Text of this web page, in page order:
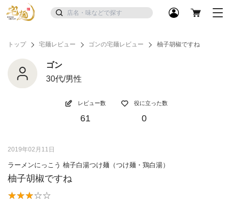
トップ 宅麺レビュー ゴンの宅麺レビュー 柚子胡椒ですね
ゴン
30代/男性
レビュー数
61
役に立った数
0
2019年02月11日
ラーメンにっこう 柚子白湯つけ麺（つけ麺・鶏白湯）
柚子胡椒ですね